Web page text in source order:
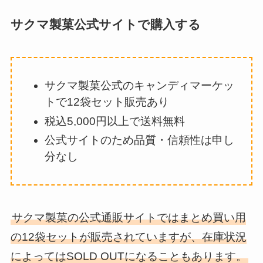
サクマ製菓公式サイトで購入する
サクマ製菓公式のキャンディマーケッ
トで12袋セット販売あり
税込5,000円以上で送料無料
公式サイトのため品質・信頼性は申し
分なし
サクマ製菓の公式通販サイトではまとめ買い用
の12袋セットが販売されていますが、在庫状況
によってはSOLD OUTになることもあります。